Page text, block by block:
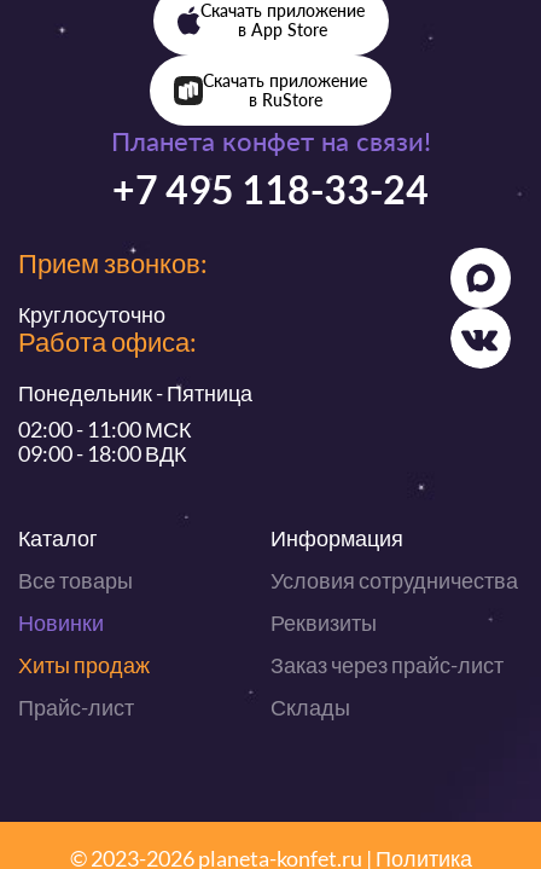
Планета конфет на связи!
+7 495 118-33-24
Прием звонков:
Круглосуточно
Работа офиса:
Понедельник - Пятница
02:00 - 11:00 МСК
09:00 - 18:00 ВДК
Каталог
Все товары
Новинки
Хиты продаж
Прайс-лист
Информация
Условия сотрудничества
Реквизиты
Заказ через прайс-лист
Склады
Скачать приложение
в App Store
Скачать приложение
в RuStore
© 2023-2026 planeta-konfet.ru | Политика